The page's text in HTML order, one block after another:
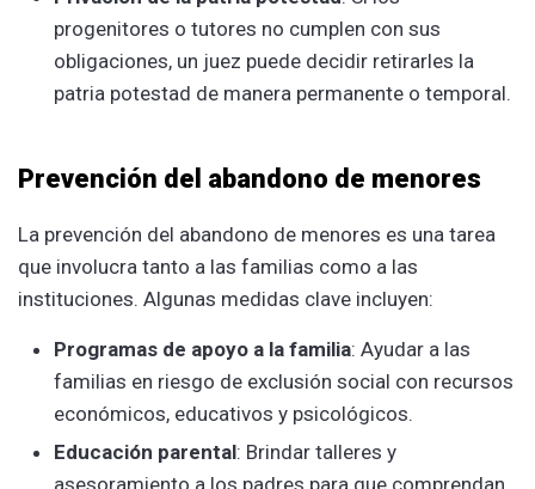
progenitores o tutores no cumplen con sus
obligaciones, un juez puede decidir retirarles la
patria potestad de manera permanente o temporal.
Prevención del abandono de menores
La prevención del abandono de menores es una tarea
que involucra tanto a las familias como a las
instituciones. Algunas medidas clave incluyen:
Programas de apoyo a la familia: Ayudar a las
familias en riesgo de exclusión social con recursos
económicos, educativos y psicológicos.
Educación parental: Brindar talleres y
asesoramiento a los padres para que comprendan